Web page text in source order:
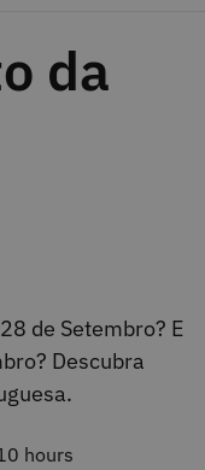
da
de Setembro? E
Descubra
hours